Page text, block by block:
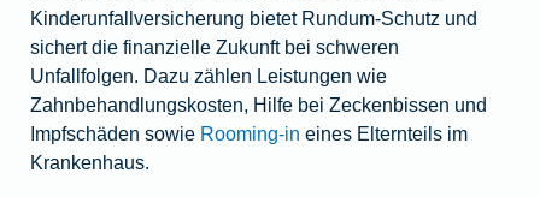
Kinderunfallversicherung bietet Rundum-Schutz und
sichert die finanzielle Zukunft bei schweren
Unfallfolgen. Dazu zählen Leistungen wie
Zahnbehandlungskosten, Hilfe bei Zeckenbissen und
Impfschäden sowie Rooming-in eines Elternteils im
Krankenhaus.